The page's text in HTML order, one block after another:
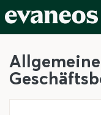
Allgemeine